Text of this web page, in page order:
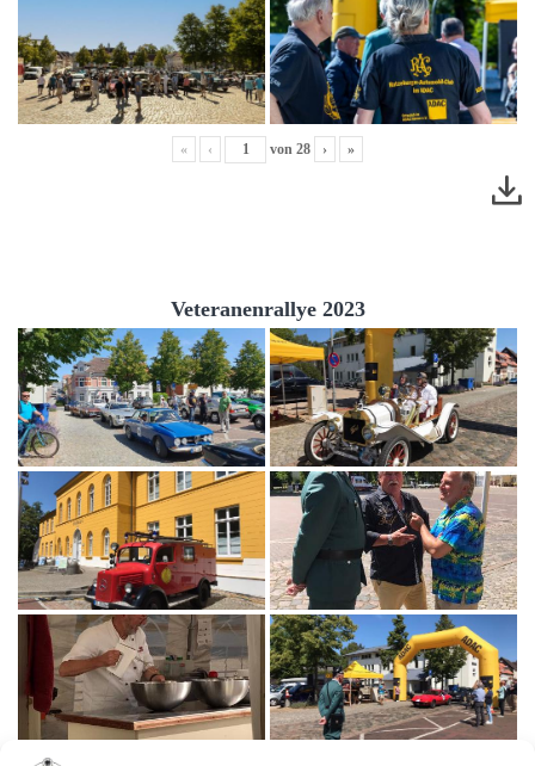
« ‹ von 28 › »
Veteranenrallye 2023